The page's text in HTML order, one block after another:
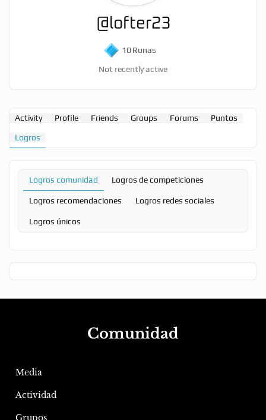
@lofter23
10Runas
Not recently active
Activity Profile Friends Groups Forums Puntos
Logros
Logros comunidad Logros de competiciones
Logros recomendaciones Logros redes sociales
Logros únicos
Comunidad
Media
Actividad
Grupos